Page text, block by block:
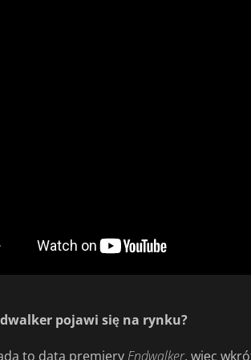
pojawi się na rynku?
to data premieryEndwalker, więc